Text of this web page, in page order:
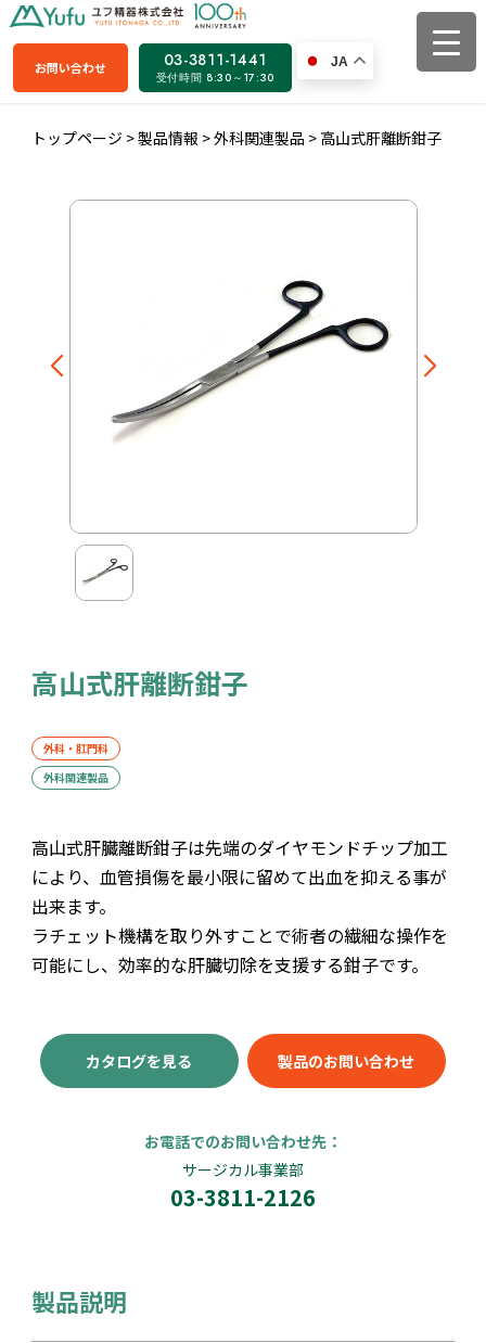
お問い合わせ 03-3811-1441
受付時間 8:30～17:30
JA
トップページ >製品情報 >外科関連製品 > 高山式肝離断鉗子
高山式肝離断鉗子
外科・肛門科
外科関連製品
高山式肝臓離断鉗子は先端のダイヤモンドチップ加工
により、血管損傷を最小限に留めて出血を抑える事が
出来ます。
ラチェット機構を取り外すことで術者の繊細な操作を
可能にし、効率的な肝臓切除を支援する鉗子です。
カタログを見る 製品のお問い合わせ
お電話でのお問い合わせ先：
サージカル事業部
03-3811-2126
製品説明